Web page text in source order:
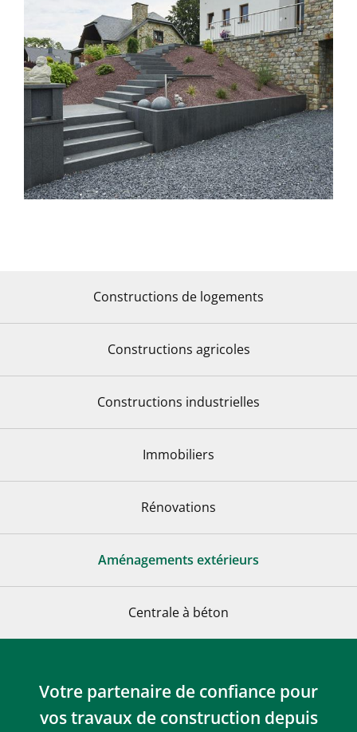
Carrière
Services
Constructions de logements
Constructions agricoles
Constructions industrielles
Immobiliers
Rénovations
Aménagements extérieurs
Centrale à béton
Votre partenaire de confiance pour
vos travaux de construction depuis